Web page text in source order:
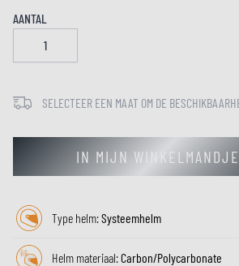
AANTAL
SELECTEER EEN MAAT OM DE
IN MIJN WINKELMANDJE
Type helm:Systeemhelm
Helm materiaal:Carbon/Polycarbonate